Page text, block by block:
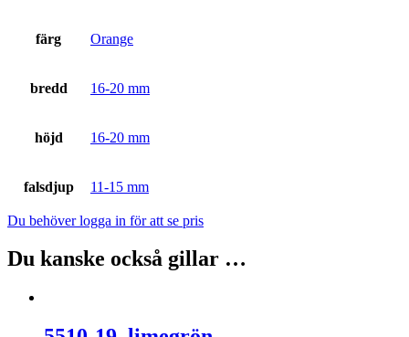
färg Orange
bredd 16-20 mm
höjd 16-20 mm
falsdjup 11-15 mm
Du behöver logga in för att se pris
Du kanske också gillar …